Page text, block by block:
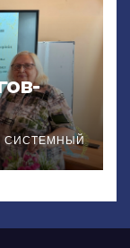
СИСТЕМНЫЙ